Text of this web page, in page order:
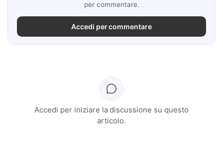
per commentare.
Accedi per commentare
Accedi per iniziare la discussione su questo
articolo.